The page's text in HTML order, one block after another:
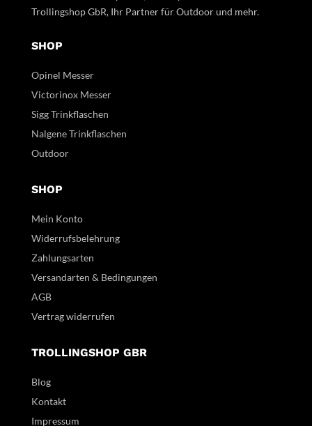
Trollingshop GbR, Ihr Partner für Outdoor und mehr.
SHOP
Opinel Messer
Victorinox Messer
Sigg Trinkflaschen
Nalgene Trinkflaschen
Outdoor
SHOP
Mein Konto
Widerrufsbelehrung
Zahlungsarten
Versandarten & Bedingungen
AGB
Vertrag widerrufen
TROLLINGSHOP GBR
Blog
Kontakt
Impressum